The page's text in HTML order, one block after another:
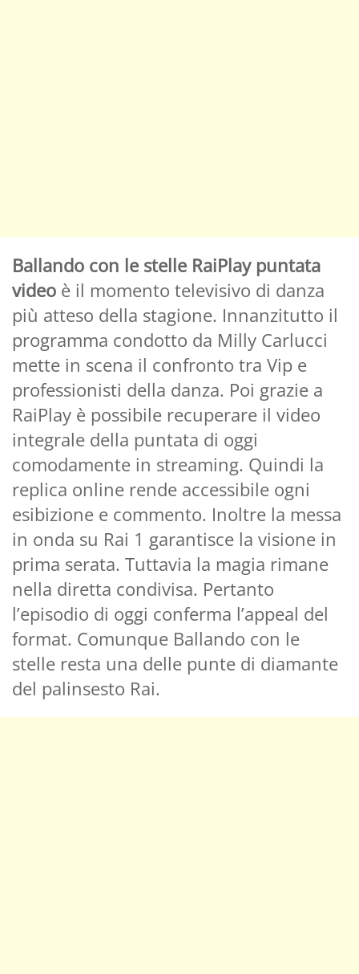
Ballando con le stelle RaiPlay puntata
video è il momento televisivo di danza
più atteso della stagione. Innanzitutto il
programma condotto da Milly Carlucci
mette in scena il confronto tra Vip e
professionisti della danza. Poi grazie a
RaiPlay è possibile recuperare il video
integrale della puntata di oggi
comodamente in streaming. Quindi la
replica online rende accessibile ogni
esibizione e commento. Inoltre la messa
in onda su Rai 1 garantisce la visione in
prima serata. Tuttavia la magia rimane
nella diretta condivisa. Pertanto
l’episodio di oggi conferma l’appeal del
format. Comunque Ballando con le
stelle resta una delle punte di diamante
del palinsesto Rai.